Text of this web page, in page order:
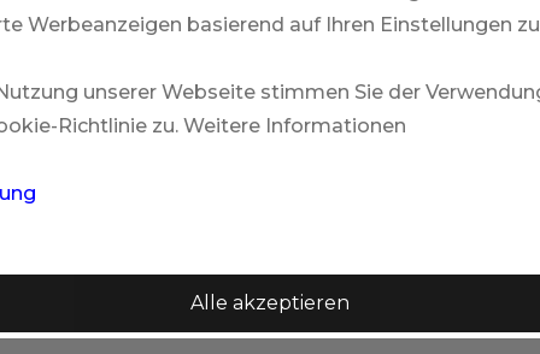
Rundreisen
"& More". „Once-in-a-
Unsere Destinationen
Werbeanzeigen basierend auf Ihren Einstellungen
unserer Webseite stimmen Sie der
Richtlinie zu. Weitere Informationen
Alle akzeptieren